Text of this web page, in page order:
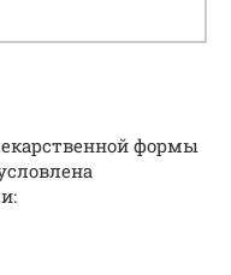
формы